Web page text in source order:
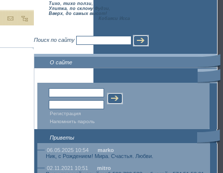
Тихо, тихо ползи,
Улитка, по склону Фудзи,
Вверх, до самых высот!
Кобаяси Исса
Поиск по сайту
О сайте
Регистрация
Напомнить пароль
Приветы
06.05.2025 10:54
marko
Ник, с Рождением! Мира. Счастья. Любви.
02.11.2021 10:51
mitro